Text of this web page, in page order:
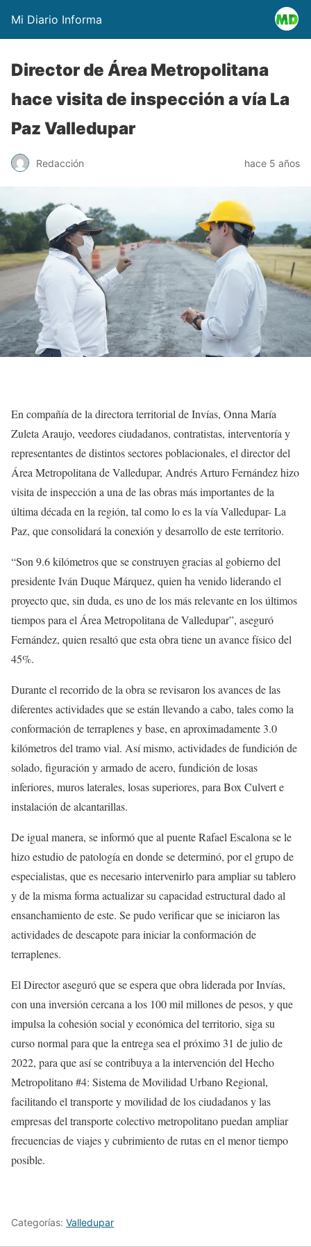
Mi Diario Informa
Director de Área Metropolitana
hace visita de inspección a vía La
Paz Valledupar
Redacción hace 5 años
En compañía de la directora territorial de Invías, Onna María
Zuleta Araujo, veedores ciudadanos, contratistas, interventoría y
representantes de distintos sectores poblacionales, el director del
Área Metropolitana de Valledupar, Andrés Arturo Fernández hizo
visita de inspección a una de las obras más importantes de la
última década en la región, tal como lo es la vía Valledupar- La
Paz, que consolidará la conexión y desarrollo de este territorio.
“Son 9.6 kilómetros que se construyen gracias al gobierno del
presidente Iván Duque Márquez, quien ha venido liderando el
proyecto que, sin duda, es uno de los más relevante en los últimos
tiempos para el Área Metropolitana de Valledupar”, aseguró
Fernández, quien resaltó que esta obra tiene un avance físico del
45%.
Durante el recorrido de la obra se revisaron los avances de las
diferentes actividades que se están llevando a cabo, tales como la
conformación de terraplenes y base, en aproximadamente 3.0
kilómetros del tramo vial. Así mismo, actividades de fundición de
solado, figuración y armado de acero, fundición de losas
inferiores, muros laterales, losas superiores, para Box Culvert e
instalación de alcantarillas.
De igual manera, se informó que al puente Rafael Escalona se le
hizo estudio de patología en donde se determinó, por el grupo de
especialistas, que es necesario intervenirlo para ampliar su tablero
y de la misma forma actualizar su capacidad estructural dado al
ensanchamiento de este. Se pudo verificar que se iniciaron las
actividades de descapote para iniciar la conformación de
terraplenes.
El Director aseguró que se espera que obra liderada por Invías,
con una inversión cercana a los 100 mil millones de pesos, y que
impulsa la cohesión social y económica del territorio, siga su
curso normal para que la entrega sea el próximo 31 de julio de
2022, para que así se contribuya a la intervención del Hecho
Metropolitano #4: Sistema de Movilidad Urbano Regional,
facilitando el transporte y movilidad de los ciudadanos y las
empresas del transporte colectivo metropolitano puedan ampliar
frecuencias de viajes y cubrimiento de rutas en el menor tiempo
posible.
Categorías: Valledupar